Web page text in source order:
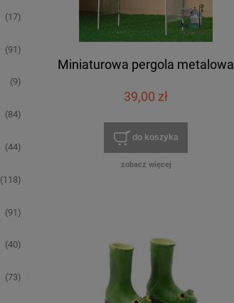
(17)
(91)
(9)
(84)
(44)
(118)
(91)
(40)
(73)
Miniaturowa pergola metalowa
39,00 zł
do koszyka
zobacz więcej